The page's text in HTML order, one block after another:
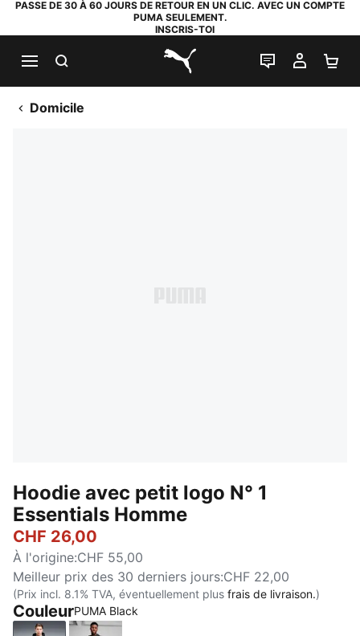
PASSE DE 30 À 60 JOURS DE RETOUR EN UN CLIC. AVEC UN COMPTE
PUMA SEULEMENT.
INSCRIS-TOI
PUMA.com
LIVE CHAT
MON
Domicile
Hoodie avec petit logo N° 1
Essentials Homme
CHF 26,00
À l'origine:CHF 55,00
Meilleur prix des 30 derniers jours:CHF 22,00
(Prix incl. 8.1% TVA, éventuellement plus frais de livraison.)
CouleurPUMA Black